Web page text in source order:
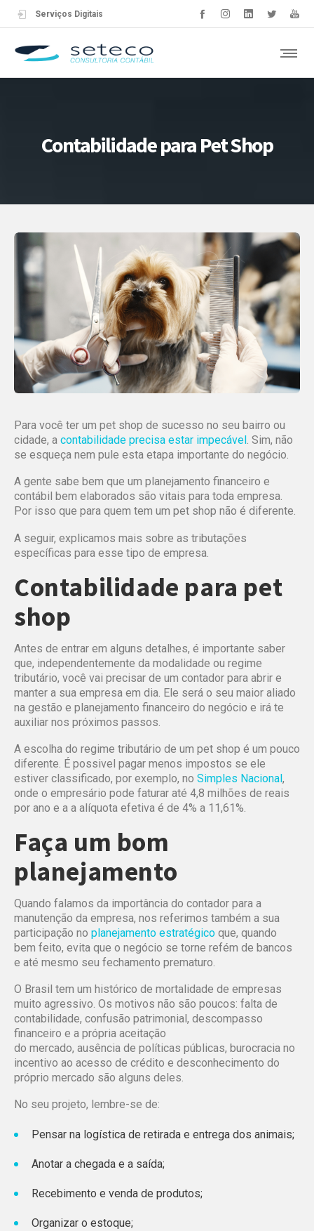
Serviços Digitais
Contabilidade para Pet Shop
Para você ter um pet shop de sucesso no seu bairro ou
cidade, a contabilidade precisa estar impecável . Sim, não
se esqueça nem pule esta etapa importante do negócio.
A gente sabe bem que um planejamento financeiro e
contábil bem elaborados são vitais para toda empresa.
Por isso que para quem tem um pet shop não é diferente.
A seguir, explicamos mais sobre as tributações
específicas para esse tipo de empresa.
Contabilidade para pet
shop
Antes de entrar em alguns detalhes, é importante saber
que, independentemente da modalidade ou regime
tributário, você vai precisar de um contador para abrir e
manter a sua empresa em dia. Ele será o seu maior aliado
na gestão e planejamento financeiro do negócio e irá te
auxiliar nos próximos passos.
A escolha do regime tributário de um pet shop é um pouco
diferente. É possivel pagar menos impostos se ele
estiver classificado, por exemplo, no Simples Nacional,
onde o empresário pode faturar até 4,8 milhões de reais
por ano e a a alíquota efetiva é de 4% a 11,61%.
Faça um bom
planejamento
Quando falamos da importância do contador para a
manutenção da empresa, nos referimos também a sua
participação no planejamento estratégico que, quando
bem feito, evita que o negócio se torne refém de bancos
e até mesmo seu fechamento prematuro.
O Brasil tem um histórico de mortalidade de empresas
muito agressivo. Os motivos não são poucos: falta de
contabilidade, confusão patrimonial, descompasso
financeiro e a própria aceitação
do mercado, ausência de políticas públicas, burocracia no
incentivo ao acesso de crédito e desconhecimento do
próprio mercado são alguns deles.
No seu projeto, lembre-se de:
Pensar na logística de retirada e entrega dos animais;
Anotar a chegada e a saída;
Recebimento e venda de produtos;
Organizar o estoque;